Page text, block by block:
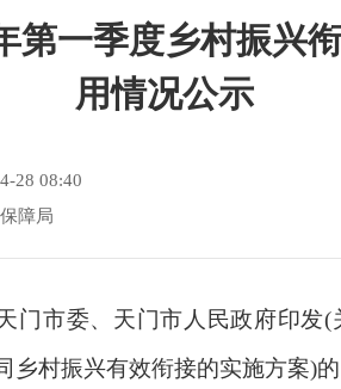
第一季度乡村振兴
用情况公示
28 08:40
障局
门市委、天门市人民政府印发(
乡村振兴有效衔接的实施方案)